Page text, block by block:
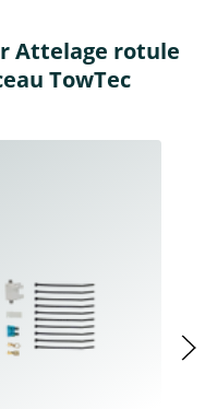
Attelage rotule
TowTec